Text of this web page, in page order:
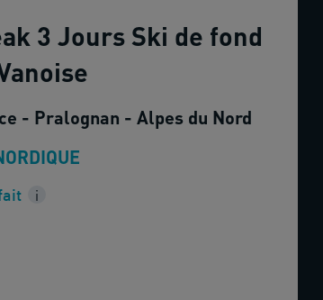
3 Jours Ski de fond
- Pralognan - Alpes du Nord
i